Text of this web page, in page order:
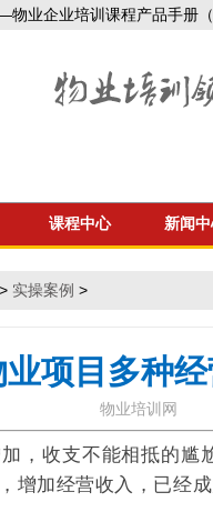
业企业培训课程产品手册
课程中心 新闻
> 实操案例 >
项目多种
物业培训网
，收支不能相抵的尴
增加经营收入，已经